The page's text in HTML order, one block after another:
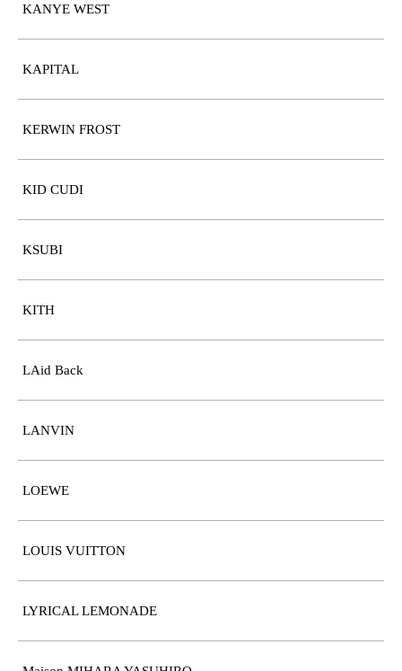
KANYE WEST
KAPITAL
KERWIN FROST
KID CUDI
KSUBI
KITH
LAid Back
LANVIN
LOEWE
LOUIS VUITTON
LYRICAL LEMONADE